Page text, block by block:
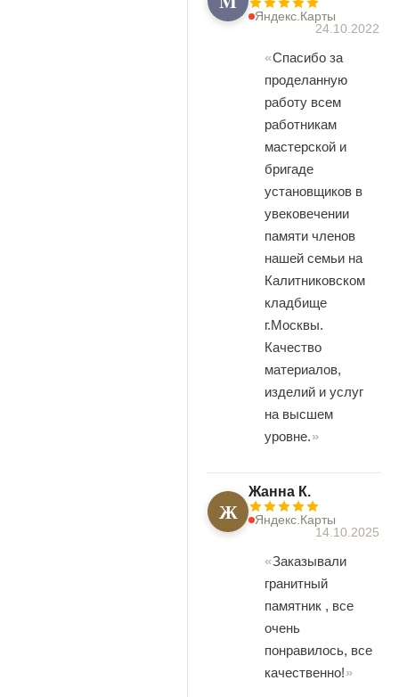
Яндекс.Карты
24.10.2022
Спасибо за
проделанную
работу всем
работникам
мастерской и
бригаде
установщиков в
увековечении
памяти членов
нашей семьи на
Калитниковском
кладбище
г.Москвы.
Качество
материалов,
изделий и услуг
на высшем
уровне.
Ж
Жанна К.
Яндекс.Карты
14.10.2025
Заказывали
гранитный
памятник , все
очень
понравилось, все
качественно!